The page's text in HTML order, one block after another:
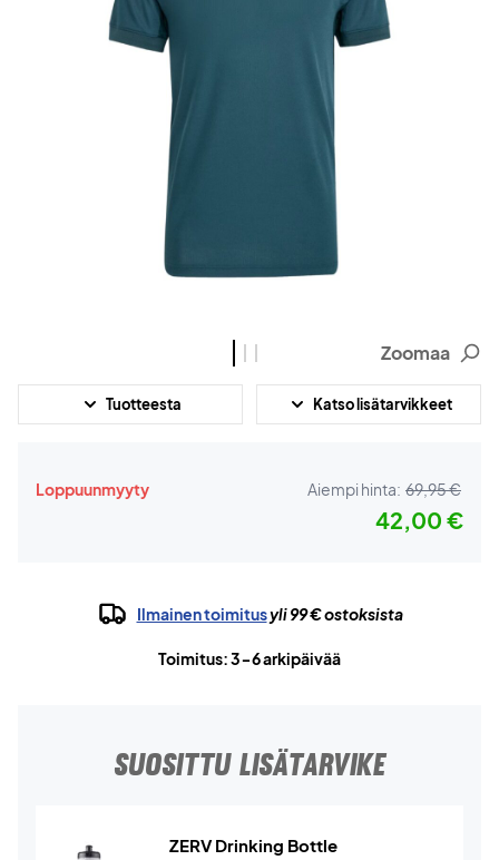
Zoomaa
Tuotteesta Katso lisätarvikkeet
Loppuunmyyty Aiempi hinta: 69,95 €
42,00 €
Ilmainen toimitusyli 99 € ostoksista
Toimitus: 3-6 arkipäivää
SUOSITTU LISÄTARVIKE
ZERV Drinking Bottle